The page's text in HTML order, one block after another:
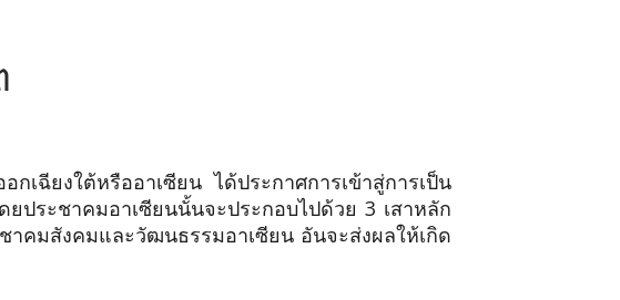
งใต้หรืออาเซียน ได้ประกาศการเข้าสู่การเป็น
ประชาคมอาเซียนนั้นจะประกอบไปด้วย 3 เสาหลัก
าคมสังคมและวัฒนธรรมอาเซียน อันจะส่งผลให้เกิด